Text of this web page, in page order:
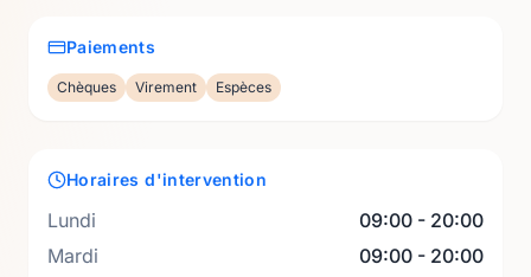
Paiements
Chèques Virement Espèces
Horaires d'intervention
Lundi
09:00 - 20:00
Mardi
09:00 - 20:00